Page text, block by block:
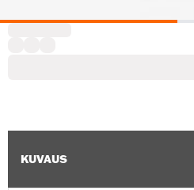
KUVAUS